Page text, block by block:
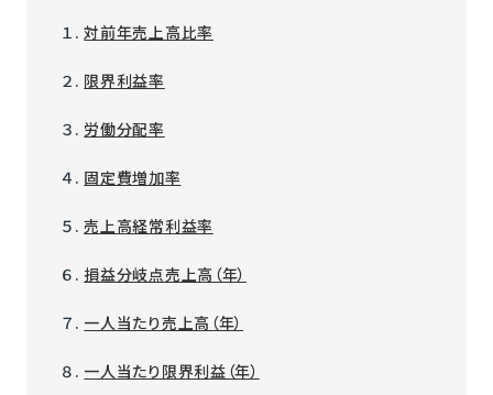
１. 対前年売上高比率
２. 限界利益率
３. 労働分配率
４. 固定費増加率
５. 売上高経常利益率
６. 損益分岐点売上高（年）
７. 一人当たり売上高（年）
８. 一人当たり限界利益（年）